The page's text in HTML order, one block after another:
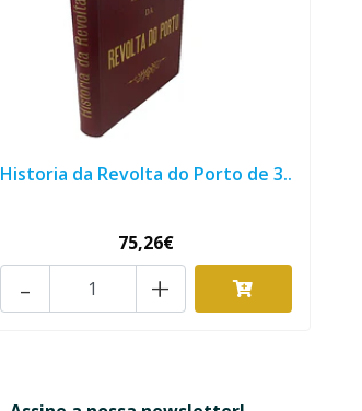
Historia da Revolta do Porto de 3..
75,26€
+
-